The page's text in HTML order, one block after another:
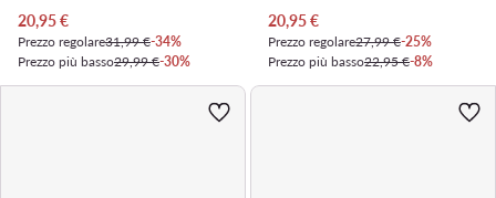
Prezzo attuale
20,95€
Prezzo regolare31,99 €-34%
Prezzo più basso29,99 €-30%
Prezzo attuale
20,95€
Prezzo regolare27,99 €-25%
Prezzo più basso22,95 €-8%